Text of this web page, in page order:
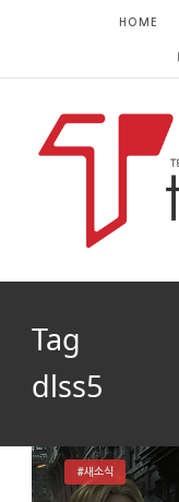
HOME
Tag
dlss5
#새소식